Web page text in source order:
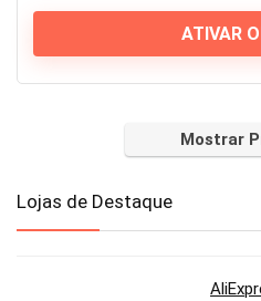
ATIVAR
Mostrar
Lojas de Destaque